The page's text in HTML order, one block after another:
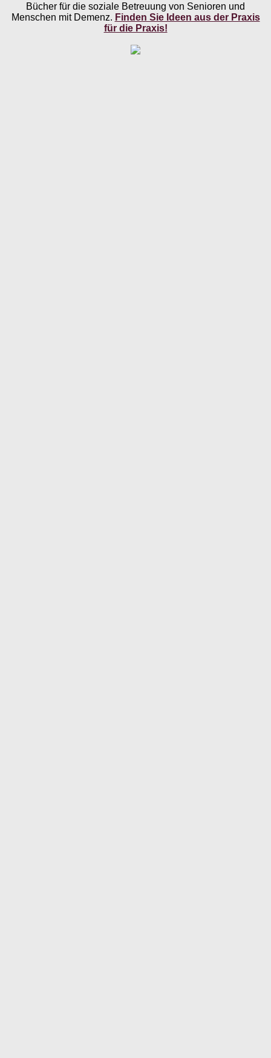
Bücher für die soziale Betreuung von Senioren und
Menschen mit Demenz. Finden Sie Ideen aus der Praxis
für die Praxis!